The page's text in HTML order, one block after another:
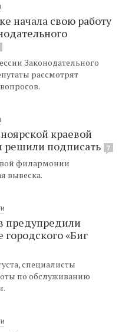
начала свою работу
Законодательного
рассмотрят
краевой
подписать
7
филармонии
вывеска.
предупредили
городского «Биг
специалисты
по обслуживанию